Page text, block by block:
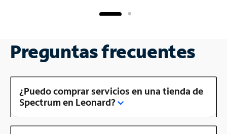
Preguntas frecuentes
¿Puedo comprar servicios en una tienda de
Spectrum en Leonard?